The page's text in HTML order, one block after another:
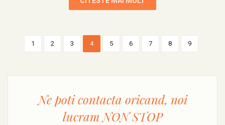
1 2 3 4 5 6 7 8 9
Ne poti contacta oricand, noi
lucramNON STOP